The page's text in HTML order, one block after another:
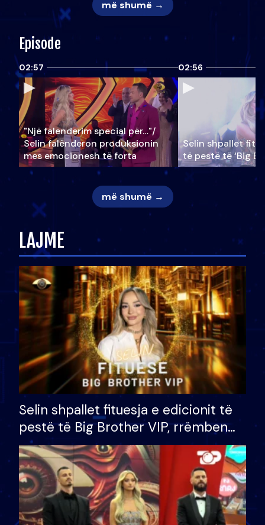
më shumë →
Episode
02:57
"Një falenderim special për…"/
Selin falënderon produksionin
mes emocionesh të forta
02:56
Selin shpallet
të pestë të ‘Big
më shumë →
LAJME
Selin shpallet fituesja e edicionit të
pestë të Big Brother VIP, rrëmben
çmimin e madh prej 100 mijë eurosh